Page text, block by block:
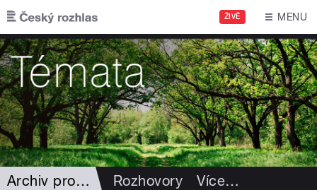
Přejít k hlavnímu obsahu
ŽIVĚ MENU
Archiv projektů Rozhovory Více…